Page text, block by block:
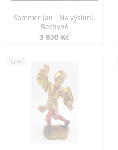
Sommer Jan - Na výsluní,
Bechyně
3 800 Kč
NOVÉ